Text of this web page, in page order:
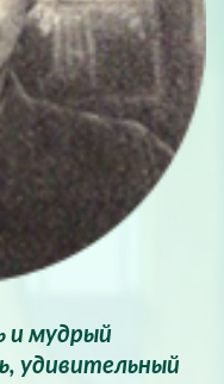
и мудрый
удивительный